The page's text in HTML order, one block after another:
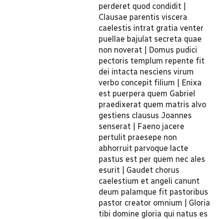
perderet quod condidit |
Clausae parentis viscera
caelestis intrat gratia venter
puellae bajulat secreta quae
non noverat | Domus pudici
pectoris templum repente fit
dei intacta nesciens virum
verbo concepit filium | Enixa
est puerpera quem Gabriel
praedixerat quem matris alvo
gestiens clausus Joannes
senserat | Faeno jacere
pertulit praesepe non
abhorruit parvoque lacte
pastus est per quem nec ales
esurit | Gaudet chorus
caelestium et angeli canunt
deum palamque fit pastoribus
pastor creator omnium | Gloria
tibi domine gloria qui natus es